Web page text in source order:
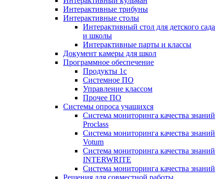
Интерактивные трибуны
Интерактивные столы
Интерактивный стол для детского сада
и школы
Интерактивные парты и классы
Документ камеры для школ
Программное обеспечение
Продукты 1с
Системное ПО
Управление классом
Прочее ПО
Системы опроса учащихся
Система мониторинга качества знаний
Proclass
Система мониторинга качества знаний
Votum
Система мониторинга качества знаний
INTERWRITE
Система мониторинга качества знаний